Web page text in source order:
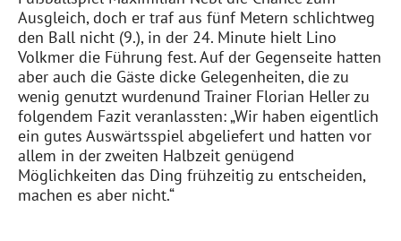
Ausgleich, doch er traf aus fünf Metern schlichtweg
den Ball nicht (9.), in der 24. Minute hielt Lino
Volkmer die Führung fest. Auf der Gegenseite hatten
aber auch die Gäste dicke Gelegenheiten, diezu
wenig genutzt wurdenund Trainer Florian Heller zu
folgendem Fazit veranlassten: „Wir haben eigentlich
ein gutes Auswärtsspiel abgeliefert und hatten vor
allem in der zweiten Halbzeit genügend
Möglichkeiten das Ding frühzeitig zu entscheiden,
machen es aber nicht.“